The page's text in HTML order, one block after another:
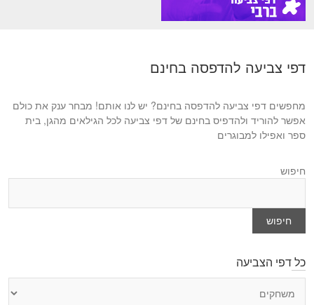
דפי צביעה להדפסה בחינם
מחפשים דפי צביעה להדפסה בחינם? יש לנו אותם! מבחר ענק את כולם
אפשר להוריד ולהדפיס בחינם של דפי צביעה לכל הגילאים מהגן, בית
ספר ואפילו למבוגרים
חיפוש
חיפוש
כל דפי הצביעה